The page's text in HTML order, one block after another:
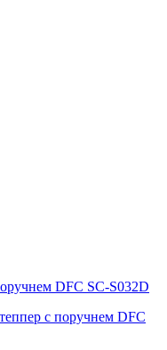
DFC SC-S032D